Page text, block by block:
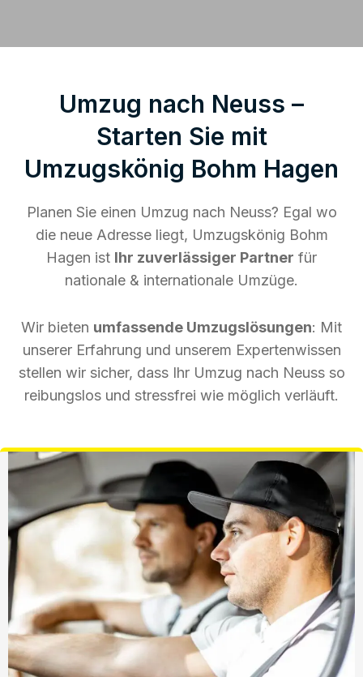
Umzug nach Neuss –
Starten Sie mit
Umzugskönig Bohm Hagen
Planen Sie einen Umzug nach Neuss? Egal wo
die neue Adresse liegt, Umzugskönig Bohm
Hagen ist Ihr zuverlässiger Partner für
nationale & internationale Umzüge.
Wir bieten umfassende Umzugslösungen: Mit
unserer Erfahrung und unserem Expertenwissen
stellen wir sicher, dass Ihr Umzug nach Neuss so
reibungslos und stressfrei wie möglich verläuft.